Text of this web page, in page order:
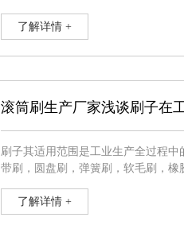
了解详情 +
滚筒刷生产厂家浅谈刷子在
刷子其适用范围是工业生产全过程中的清理、除灰、抛光等。 工业毛刷商品有：毛
带刷，圆盘刷，弹簧刷，软毛刷，橡
擦鞋机毛
了解详情 +